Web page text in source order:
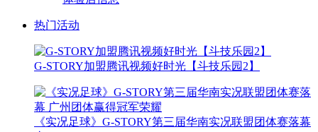
热门活动
G-STORY加盟腾讯视频好时光【斗技乐园2】
《实况足球》G-STORY第三届华南实况联盟团体赛落幕